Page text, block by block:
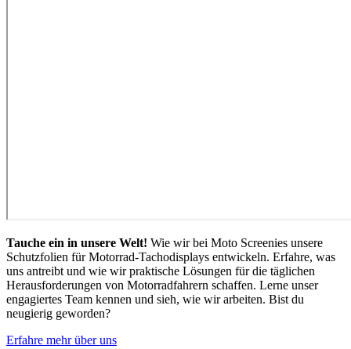
Tauche ein in unsere Welt! Wie wir bei Moto Screenies unsere
Schutzfolien für Motorrad-Tachodisplays entwickeln. Erfahre, was
uns antreibt und wie wir praktische Lösungen für die täglichen
Herausforderungen von Motorradfahrern schaffen. Lerne unser
engagiertes Team kennen und sieh, wie wir arbeiten. Bist du
neugierig geworden?
Erfahre mehr über uns